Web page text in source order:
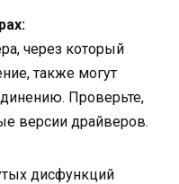
через который
также могут
Проверьте,
версии драйверов.
дисфункций